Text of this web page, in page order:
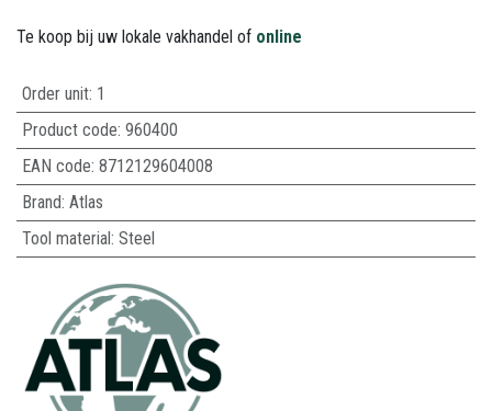
Te koop bij uw lokale vakhandel of online
Order unit: 1
Product code: 960400
EAN code: 8712129604008
Brand: Atlas
Tool material: Steel